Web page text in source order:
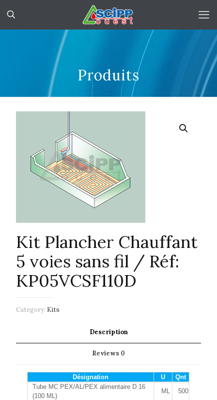
Produits
Kit Plancher Chauffant
5 voies sans fil / Réf:
KP05VCSF110D
Category: Kits
Description
Reviews 0
Désignation U
Qnt
Tube MC PEX/AL/PEX alimentaire D 16
(100 ML)
ML
500